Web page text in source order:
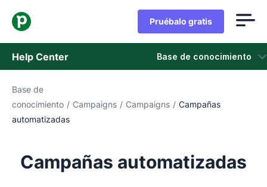
Pruébalo gratis
Help Center Base de conocimiento
Base de conocimiento
Estado
Base de
conocimiento / Campaigns / Campaigns / Campañas
automatizadas
Campañas automatizadas